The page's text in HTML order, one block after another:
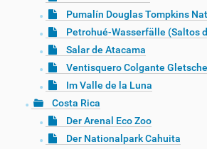
Pumalín Douglas Tompkins
Petrohué-Wasserfälle (Saltos
Salar de Atacama
Ventisquero Colgante
Im Valle de la Luna
Costa Rica
Der Arenal Eco Zoo
Der Nationalpark Cahuita